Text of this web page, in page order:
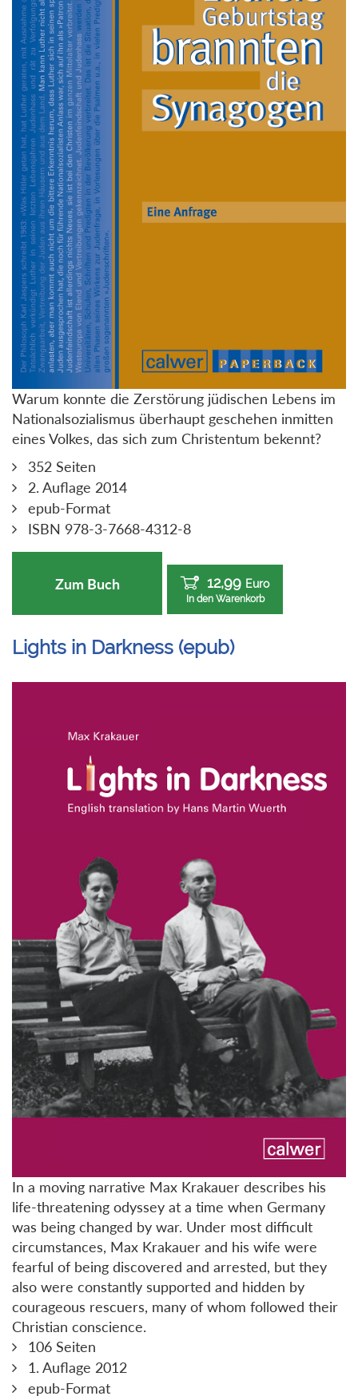
Warum konnte die Zerstörung jüdischen Lebens im
Nationalsozialismus überhaupt geschehen inmitten
eines Volkes, das sich zum Christentum bekennt?
352 Seiten
2. Auflage 2014
epub-Format
ISBN 978-3-7668-4312-8
Zum Buch 12,99 Euro
In den Warenkorb
Lights in Darkness (epub)
In a moving narrative Max Krakauer describes his
life-threatening odyssey at a time when Germany
was being changed by war. Under most difficult
circumstances, Max Krakauer and his wife were
fearful of being discovered and arrested, but they
also were constantly supported and hidden by
courageous rescuers, many of whom followed their
Christian conscience.
106 Seiten
1. Auflage 2012
epub-Format